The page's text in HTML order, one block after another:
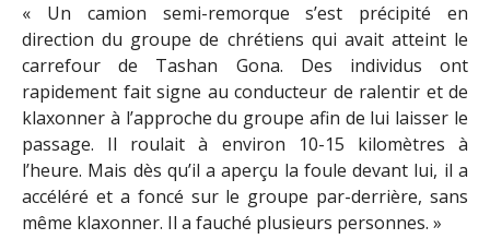
« Un camion semi-remorque s’est précipité en
direction du groupe de chrétiens qui avait atteint le
carrefour de Tashan Gona. Des individus ont
rapidement fait signe au conducteur de ralentir et de
klaxonner à l’approche du groupe afin de lui laisser le
passage. Il roulait à environ 10-15 kilomètres à
l’heure. Mais dès qu’il a aperçu la foule devant lui, il a
accéléré et a foncé sur le groupe par-derrière, sans
même klaxonner. Il a fauché plusieurs personnes. »